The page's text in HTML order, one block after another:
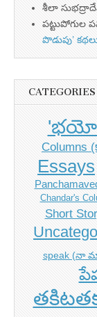
శీలా
పట్టుపోగుల
పొడుపు’
CATEGORIES
Columns
Essays
Chandar's
Short
speak (నా